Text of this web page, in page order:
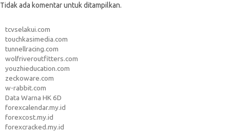
Tidak ada komentar untuk ditampilkan.
tcvselakui.com
touchkasimedia.com
tunnellracing.com
wolfriveroutfitters.com
youzhieducation.com
zeckoware.com
w-rabbit.com
Data Warna HK 6D
forexcalendar.my.id
forexcost.my.id
forexcracked.my.id